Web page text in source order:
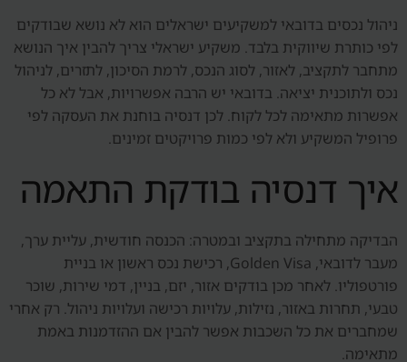
ניהול נכסים בדובאי למשקיעים ישראלים הוא לא נושא שבודקים
לפי כותרת שיווקית בלבד. משקיע ישראלי צריך להבין איך הנושא
מתחבר לתקציב, לאזור, לסוג הנכס, לרמת הסיכון, לתזרים, לניהול
נכס ולתוכנית יציאה. בדובאי יש הרבה אפשרויות, אבל לא כל
אפשרות מתאימה לכל לקוח. לכן דנסיה בוחנת את העסקה לפי
פרופיל המשקיע ולא לפי כמות פרויקטים זמינים.
איך דנסיה בודקת התאמה
הבדיקה מתחילה בתקציב ובמטרה: הכנסה חודשית, עליית ערך,
מעבר לדובאי, Golden Visa, רכישת נכס ראשון או בניית
פורטפוליו. לאחר מכן בודקים אזור, יזם, בניין, דמי שירות, שוכר
טבעי, תחרות באזור, נזילות, עלויות רכישה ועלויות ניהול. רק אחרי
שמחברים את כל השכבות אפשר להבין אם ההזדמנות באמת
מתאימה.